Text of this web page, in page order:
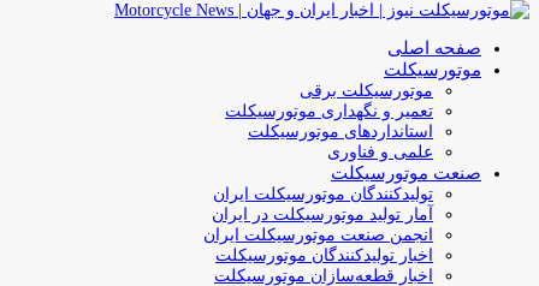
صفحه اصلی
موتورسیکلت
موتورسیکلت برقی
تعمیر و نگهداری موتورسیکلت
استانداردهای موتورسیکلت
علمی و فناوری
صنعت موتورسیکلت
تولیدکنندگان موتورسیکلت ایران
آمار تولید موتورسیکلت در ایران
انجمن صنعت موتورسیکلت ایران
اخبار تولیدکنندگان موتورسیکلت
اخبار قطعه‌سازان موتورسیکلت